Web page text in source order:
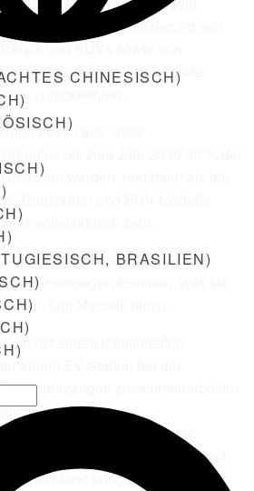
CHINESISCH)
)
)
)
)
)
)
BRASILIEN)
)
)
)
)
auf der Elektrifizierung von
und SUVs sowie von
unterwegs sind und jede
zurückkehren.
davon aus, dass
bis zum Jahr 2030 30 % der
werden, und mehr als die
Transporter und SUV-Modelle
vollelektrisch sein.
unseren Stärken als führender
entgegen kommen, weil sie
fügt Marcelli hinzu.
mit einem traditionellen
einem EV-Startup bei der
zusammenarbeiten
Wert: starke
und Lösungen, die das
Energieeffizienz maximieren und
den Markt bringen.